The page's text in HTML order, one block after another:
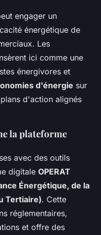
engager un
énergétique de
Les
ici comme une
énergivores et
d'énergie sur
d'action alignés
la plateforme
avec des outils
digitale OPERAT
Énergétique, de la
Tertiaire). Cette
réglementaires,
et offre des